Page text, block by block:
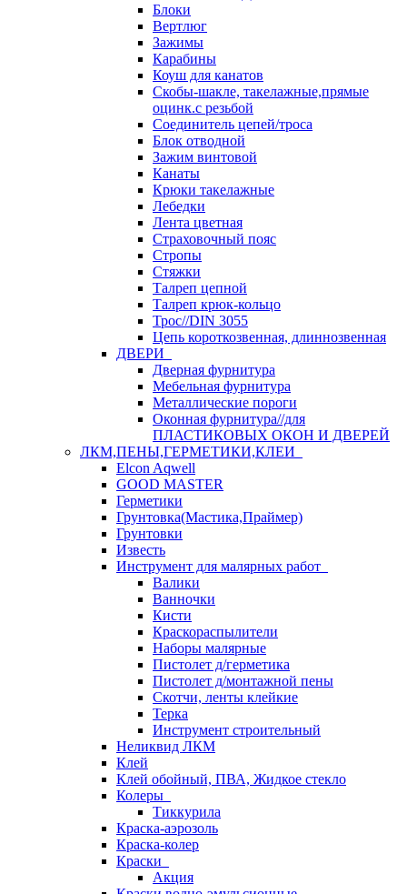
Блоки
Вертлюг
Зажимы
Карабины
Коуш для канатов
Скобы-шакле, такелажные,прямые
оцинк.с резьбой
Соединитель цепей/троса
Блок отводной
Зажим винтовой
Канаты
Крюки такелажные
Лебедки
Лента цветная
Страховочный пояс
Стропы
Стяжки
Талреп цепной
Талреп крюк-кольцо
Трос//DIN 3055
Цепь короткозвенная, длиннозвенная
ДВЕРИ
Дверная фурнитура
Мебельная фурнитура
Металлические пороги
Оконная фурнитура//для
ПЛАСТИКОВЫХ ОКОН И ДВЕРЕЙ
ЛКМ,ПЕНЫ,ГЕРМЕТИКИ,КЛЕИ
Elcon Aqwell
GOOD MASTER
Герметики
Грунтовка(Мастика,Праймер)
Грунтовки
Известь
Инструмент для малярных работ
Валики
Ванночки
Кисти
Краскораспылители
Наборы малярные
Пистолет д/герметика
Пистолет д/монтажной пены
Скотчи, ленты клейкие
Терка
Инструмент строительный
Неликвид ЛКМ
Клей
Клей обойный, ПВА, Жидкое стекло
Колеры
Тиккурила
Краска-аэрозоль
Краска-колер
Краски
Акция